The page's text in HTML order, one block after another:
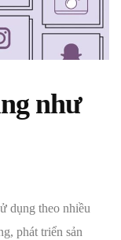
như
dụng theo nhiều
phát triển sản